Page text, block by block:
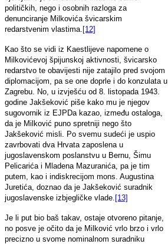
političkih, nego i osobnih razloga za
denunciranje Milkovića švicarskim
redarstvenim vlastima. [12]
Kao što se vidi iz Kaestlijeve napomene o
Milkovićevoj špijunskoj aktivnosti, švicarsko
redarstvo te obavijesti nije zatajilo pred svojom
diplomacijom, pa se one doprle i do konzulata u
Zagrebu. No, u izvješću od 8. listopada 1943.
godine Jakšeković piše kako mu je njegov
sugovornik iz EJPDa kazao, između ostaloga,
da je Milković puno spretniji nego što
Jakšeković misli. Po svemu sudeći je uspio
zavrbovati dva Hrvata zaposlena u
jugoslavenskom poslanstvu u Bernu, Šimu
Pelicarića i Mladena Mazuranića, pa je tim
putem, kao i indiskrecijom mons. Augustina
Juretića, doznao da je Jakšeković suradnik
jugoslavenske izbjegličke vlade. [13]
Je li put bio baš takav, ostaje otvoreno pitanje,
no posve je očito da je Milković vrlo brzo i vrlo
precizno u svome nominalnom suradniku